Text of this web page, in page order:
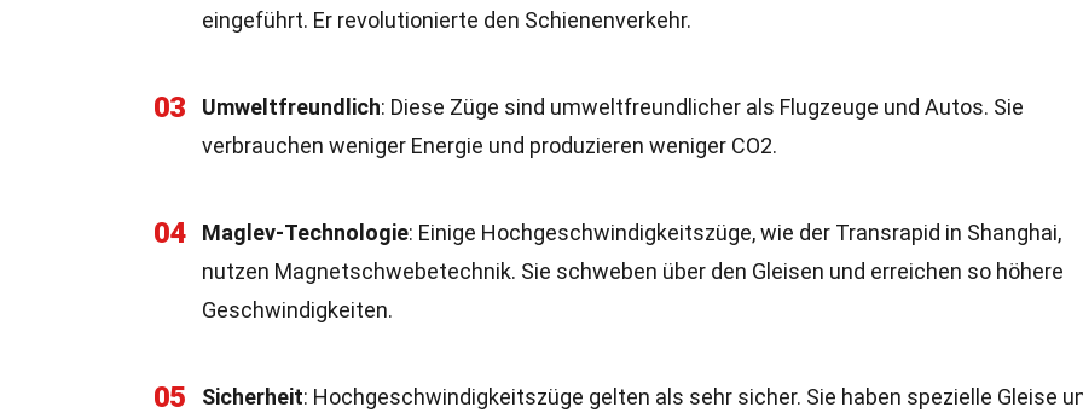
eingeführt. Er revolutionierte den Schienenverkehr.
03 Umweltfreundlich: Diese Züge sind umweltfreundlicher als Flugzeuge und Autos. Sie
verbrauchen weniger Energie und produzieren weniger CO2.
04 Maglev-Technologie: Einige Hochgeschwindigkeitszüge, wie der Transrapid in Shanghai,
nutzen Magnetschwebetechnik. Sie schweben über den Gleisen und erreichen so höhere
Geschwindigkeiten.
05 Sicherheit: Hochgeschwindigkeitszüge gelten als sehr sicher. Sie haben spezielle Gleise